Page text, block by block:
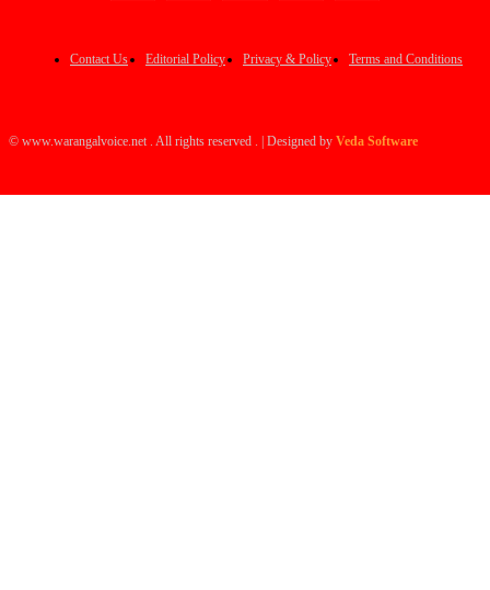
Contact Us Editorial Policy Privacy & Policy Terms and Conditions
© www.warangalvoice.net . All rights reserved . | Designed by Veda Software